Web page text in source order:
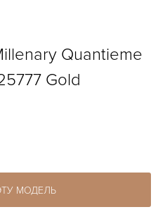
Quantieme
Gold
МОДЕЛЬ